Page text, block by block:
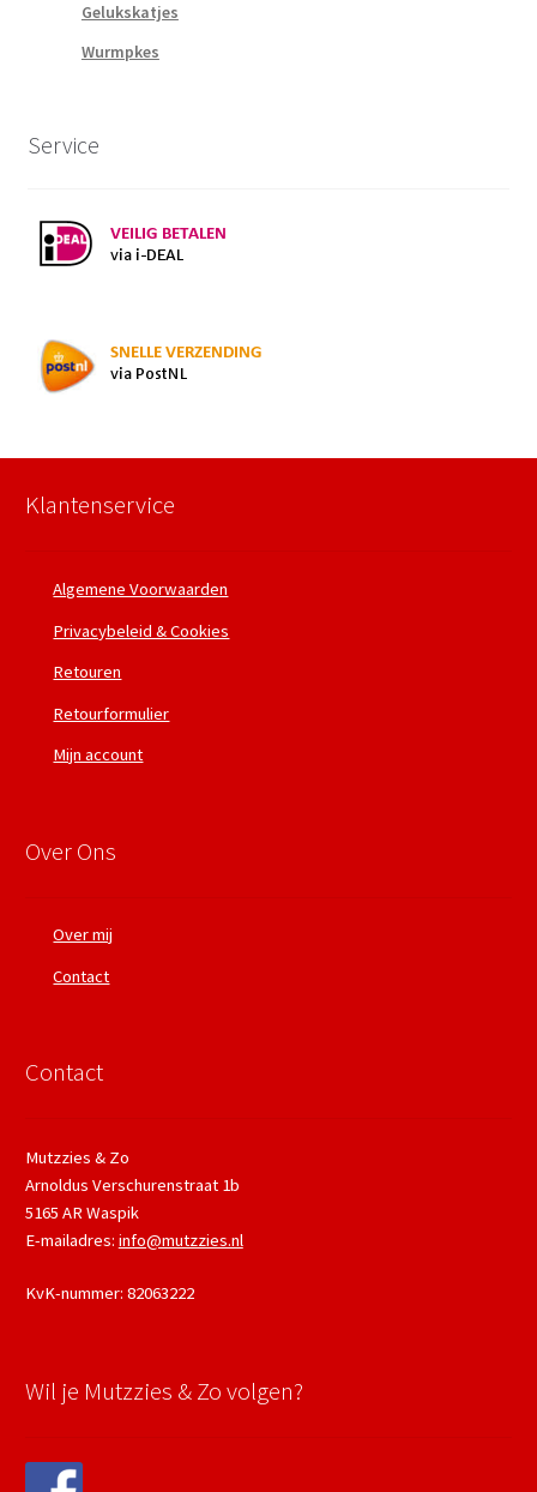
Gelukskatjes
Wurmpkes
Service
Klantenservice
Algemene Voorwaarden
Privacybeleid & Cookies
Retouren
Retourformulier
Mijn account
Over Ons
Over mij
Contact
Contact
Mutzzies & Zo
Arnoldus Verschurenstraat 1b
5165 AR Waspik
E-mailadres: info@mutzzies.nl
KvK-nummer: 82063222
Wil je Mutzzies & Zo volgen?